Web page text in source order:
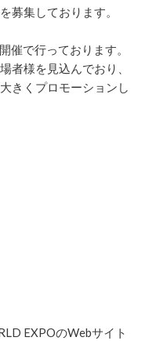
募集しております。
催で行っております。
者様を見込んでおり、
きくプロモーションし
EXPOのWebサイト